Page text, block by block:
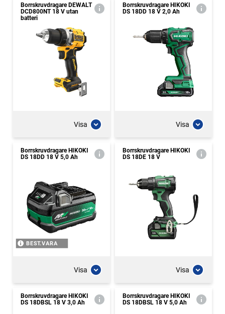
Borrskruvdragare DEWALT
DCD800NT 18 V utan
batteri
Visa
Borrskruvdragare HIKOKI
DS 18DD 18 V 2,0 Ah
Visa
Borrskruvdragare HIKOKI
DS 18DD 18 V 5,0 Ah
BEST.VARA
Visa
Borrskruvdragare HIKOKI
DS 18DE 18 V
Visa
Borrskruvdragare HIKOKI
DS 18DBSL 18 V 3,0 Ah
Borrskruvdragare HIKOKI
DS 18DBSL 18 V 5,0 Ah